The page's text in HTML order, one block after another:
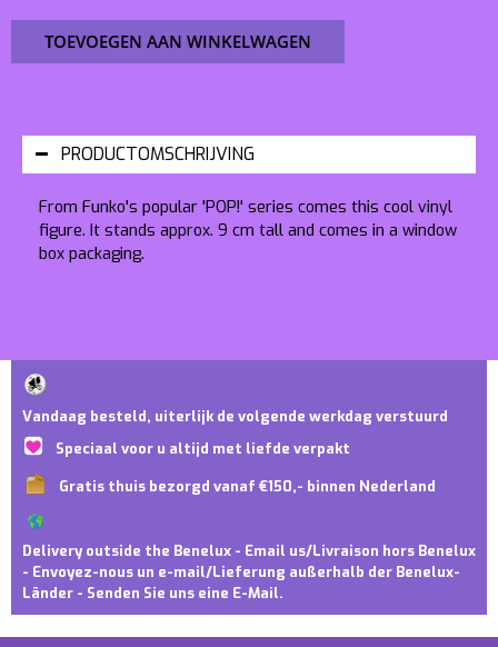
TOEVOEGEN AAN WINKELWAGEN
PRODUCTOMSCHRIJVING
From Funko's popular 'POP!' series comes this cool vinyl
figure. It stands approx. 9 cm tall and comes in a window
box packaging.
Vandaag besteld, uiterlijk de volgende werkdag verstuurd
Speciaal voor u altijd met liefde verpakt
Gratis thuis bezorgd vanaf €150,- binnen Nederland
Delivery outside the Benelux - Email us/Livraison hors Benelux
- Envoyez-nous un e-mail/Lieferung außerhalb der Benelux-
Länder - Senden Sie uns eine E-Mail.